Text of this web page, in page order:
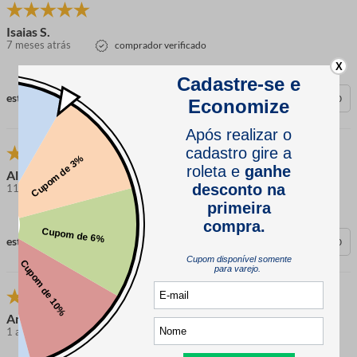
Isaias S.
7 meses atrás comprador verificado
esta avaliação foi útil? 0
Alcione D.
11 meses atrás comprador verificado
esta avaliação foi útil? 0
Andrea C.
1 ano atrás comprador verificado
X